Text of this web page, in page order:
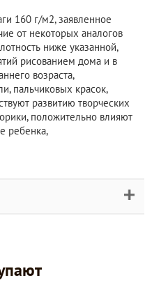
160 г/м2, заявленное
от некоторых аналогов
ниже указанной,
рисованием дома и в
возраста,
пальчиковых красок,
развитию творческих
положительно влияют
ребенка,